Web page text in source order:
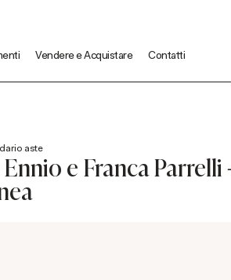
Vendere e Acquistare Contatti
aste
e Franca